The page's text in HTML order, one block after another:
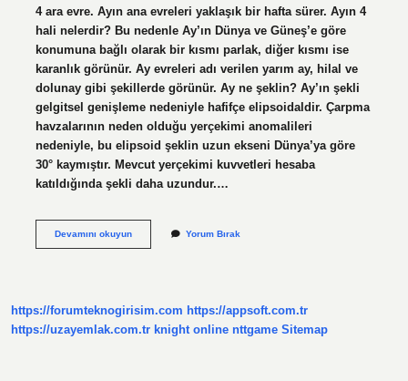
4 ara evre. Ayın ana evreleri yaklaşık bir hafta sürer. Ayın 4
hali nelerdir? Bu nedenle Ay’ın Dünya ve Güneş’e göre
konumuna bağlı olarak bir kısmı parlak, diğer kısmı ise
karanlık görünür. Ay evreleri adı verilen yarım ay, hilal ve
dolunay gibi şekillerde görünür. Ay ne şeklin? Ay’ın şekli
gelgitsel genişleme nedeniyle hafifçe elipsoidaldir. Çarpma
havzalarının neden olduğu yerçekimi anomalileri
nedeniyle, bu elipsoid şeklin uzun ekseni Dünya’ya göre
30° kaymıştır. Mevcut yerçekimi kuvvetleri hesaba
katıldığında şekli daha uzundur.…
Devamını okuyunAy
Yorum Bırak
https://forumteknogirisim.com https://appsoft.com.tr
https://uzayemlak.com.tr knight online nttgame Sitemap